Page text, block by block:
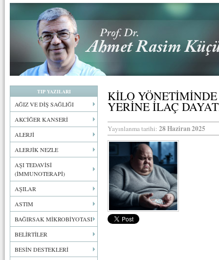
TIP YAZILARI
AĞIZ VE DİŞ SAĞLIĞI
AKCİĞER KANSERİ
ALERJİ
ALERJİK NEZLE
AŞI TEDAVİSİ
(İMMUNOTERAPİ)
AŞILAR
ASTIM
BAĞIRSAK MİKROBİYOTASI
BELİRTİLER
BESİN DESTEKLERİ
KİLO
YERİNE İLAÇ
Yayınlanma tarihi: 28 Haziran 2025